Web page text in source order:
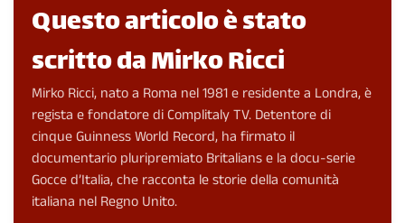
Questo articolo è stato
scritto da Mirko Ricci
Mirko Ricci, nato a Roma nel 1981 e residente a Londra, è
regista e fondatore di Complitaly TV. Detentore di
cinque Guinness World Record, ha firmato il
documentario pluripremiato Britalians e la docu-serie
Gocce d’Italia, che racconta le storie della comunità
italiana nel Regno Unito.